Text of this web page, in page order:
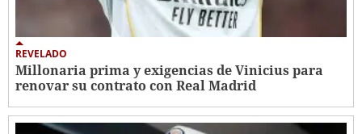
REVELADO
Millonaria prima y exigencias de Vinicius para
renovar su contrato con Real Madrid